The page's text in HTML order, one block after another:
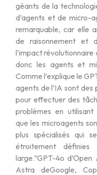
géants de la
d’agents et de micro-
remarquable, car elle
de raisonnement et
l’impact révolutionnaire
donc les agents et
Comme l’explique le
agents de l’IA sont
pour effectuer des
problèmes en utilisant
que les microagents
plus spécialisés qui
étroitement
large.”GPT-4o
Astra deGoogle,